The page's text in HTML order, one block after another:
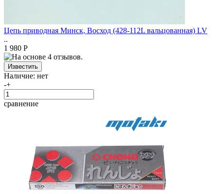
Цепь приводная Минск, Восход (428-112L вальцованная) LV
..
1 980 Р
Наличие: нет
-+
сравнение